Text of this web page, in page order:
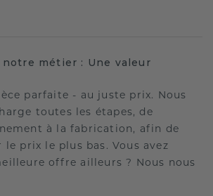
métier : Une valeur
parfaite - au juste prix. Nous
toutes les étapes, de
à la fabrication, afin de
prix le plus bas. Vous avez
offre ailleurs ? Nous nous